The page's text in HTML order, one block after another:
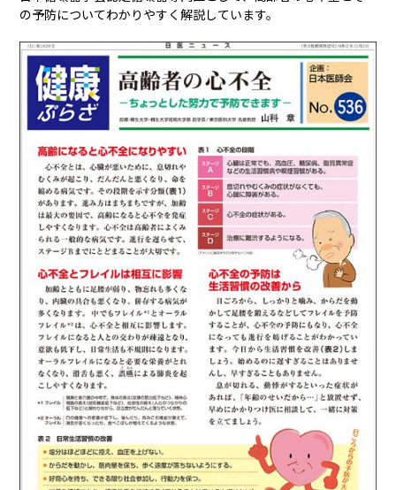
の予防についてわかりやすく解説しています。